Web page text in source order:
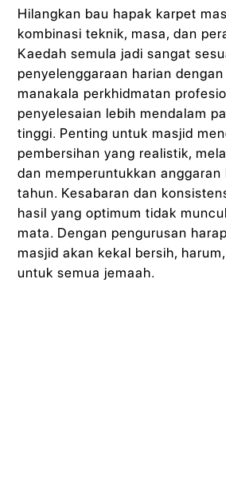
Hilangkan bau hapak karpet
kombinasi teknik, masa, dan
Kaedah semula jadi sangat
penyelenggaraan harian
manakala perkhidmatan
penyelesaian lebih mendalam
tinggi. Penting untuk masjid
pembersihan yang realistik,
dan memperuntukkan anggaran
tahun. Kesabaran dan
hasil yang optimum tidak
mata. Dengan pengurusan
masjid akan kekal bersih,
untuk semua jemaah.